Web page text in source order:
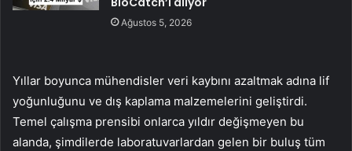
Ağustos 5, 2026
Yıllar boyunca mühendisler veri kaybını azaltmak adına lif
yoğunluğunu ve dış kaplama malzemelerini geliştirdi.
Temel çalışma prensibi onlarca yıldır değişmeyen bu
alanda, şimdilerde laboratuvarlardan gelen bir buluş tüm